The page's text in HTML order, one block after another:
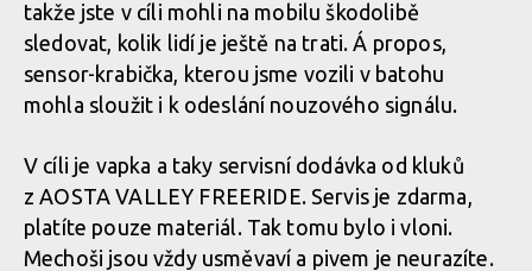
Report: ALLAROUND 2024 - třídenní etapák z Aosty do Aosty -
7600 metrů z kopce na 160 km
Report: ALLAROUND 2024 - třídenní etapák z Aosty do Aosty -
7600 metrů z kopce na 160 km
Report: ALLAROUND 2024 - třídenní etapák z Aosty do Aosty -
7600 metrů z kopce na 160 km
Report: ALLAROUND 2024 - třídenní etapák z Aosty do Aosty -
7600 metrů z kopce na 160 km
Report: ALLAROUND 2024 - třídenní etapák z Aosty do Aosty -
7600 metrů z kopce na 160 km
takže jste v cíli mohli na mobilu škodolibě
sledovat, kolik lidí je ještě na trati. Á propos,
sensor-krabička, kterou jsme vozili v batohu
mohla sloužit i k odeslání nouzového signálu.
V cíli je vapka a taky servisní dodávka od kluků
z AOSTA VALLEY FREERIDE. Servis je zdarma,
platíte pouze materiál. Tak tomu bylo i vloni.
Mechoši jsou vždy usměvaví a pivem je neurazíte.